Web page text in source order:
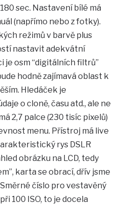
sec. Nastavení bílé má
(napřímo nebo z fotky).
režimů v barvě plus
nastavit adekvátní
je osm “digitálních filtrů”
hodně zajímavá oblast k
Hledáček je
o cloně, času atd., ale ne
2,7 palce (230 tisíc pixelů)
menu. Přístroj má live
rys DSLR
obrázku na LCD, tedy
karta se obrací, dřív jsme
Směrné číslo pro vestavěný
100 ISO, to je docela